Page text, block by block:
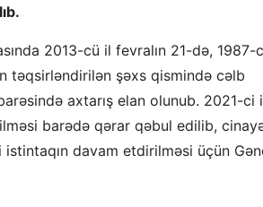
2013-cü il fevralın 21-də, 1987-
təqsirləndirilən şəxs qismində cəlb
axtarış elan olunub. 2021-ci
barədə qərar qəbul edilib,
davam etdirilməsi üçün